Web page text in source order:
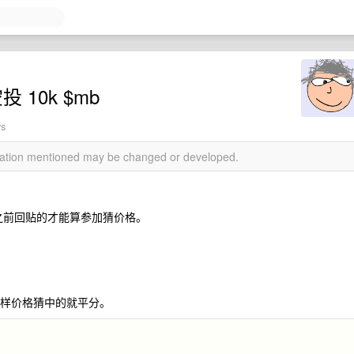
10k $mb
mentioned may be changed or developed.
回贴的才能算参加猜价格。
价格猜中的就平分。